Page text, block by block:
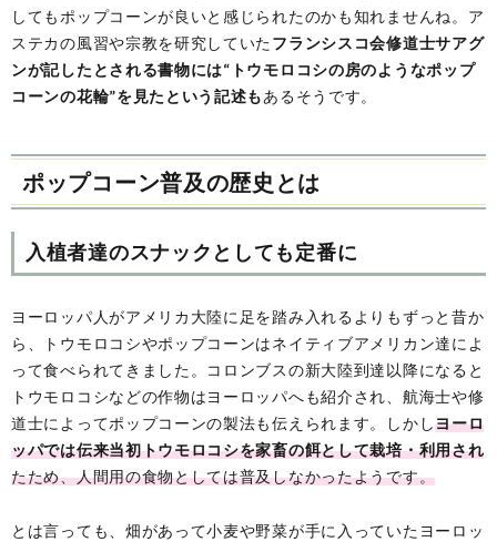
してもポップコーンが良いと感じられたのかも知れませんね。ア
ステカの風習や宗教を研究していたフランシスコ会修道士サアグ
ンが記したとされる書物には“トウモロコシの房のようなポップ
コーンの花輪”を見たという記述もあるそうです。
ポップコーン普及の歴史とは
入植者達のスナックとしても定番に
ヨーロッパ人がアメリカ大陸に足を踏み入れるよりもずっと昔か
ら、トウモロコシやポップコーンはネイティブアメリカン達によ
って食べられてきました。コロンブスの新大陸到達以降になると
トウモロコシなどの作物はヨーロッパへも紹介され、航海士や修
道士によってポップコーンの製法も伝えられます。しかしヨーロ
ッパでは伝来当初トウモロコシを家畜の餌として栽培・利用され
たため、人間用の食物としては普及しなかったようです。
とは言っても、畑があって小麦や野菜が手に入っていたヨーロッ